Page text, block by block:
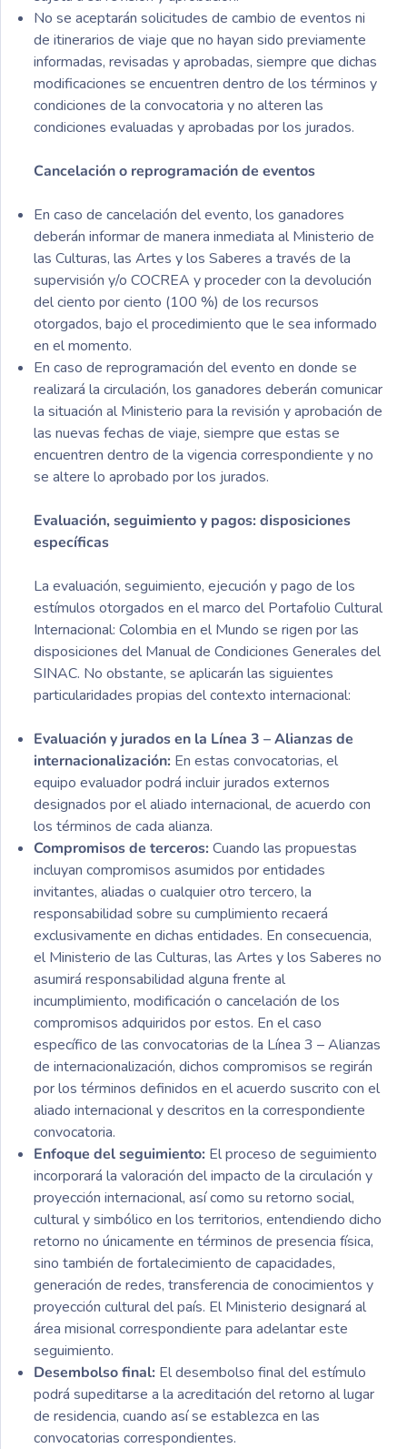
No se aceptarán solicitudes de cambio de eventos ni
de itinerarios de viaje que no hayan sido previamente
informadas, revisadas y aprobadas, siempre que dichas
modificaciones se encuentren dentro de los términos y
condiciones de la convocatoria y no alteren las
condiciones evaluadas y aprobadas por los jurados.
Cancelación o reprogramación de eventos
En caso de cancelación del evento, los ganadores
deberán informar de manera inmediata al Ministerio de
las Culturas, las Artes y los Saberes a través de la
supervisión y/o COCREA y proceder con la devolución
del ciento por ciento (100 %) de los recursos
otorgados, bajo el procedimiento que le sea informado
en el momento.
En caso de reprogramación del evento en donde se
realizará la circulación, los ganadores deberán comunicar
la situación al Ministerio para la revisión y aprobación de
las nuevas fechas de viaje, siempre que estas se
encuentren dentro de la vigencia correspondiente y no
se altere lo aprobado por los jurados.
Evaluación, seguimiento y pagos: disposiciones
específicas
La evaluación, seguimiento, ejecución y pago de los
estímulos otorgados en el marco del Portafolio Cultural
Internacional: Colombia en el Mundo se rigen por las
disposiciones del Manual de Condiciones Generales del
SINAC. No obstante, se aplicarán las siguientes
particularidades propias del contexto internacional:
Evaluación y jurados en la Línea 3 – Alianzas de
internacionalización: En estas convocatorias, el
equipo evaluador podrá incluir jurados externos
designados por el aliado internacional, de acuerdo con
los términos de cada alianza.
Compromisos de terceros: Cuando las propuestas
incluyan compromisos asumidos por entidades
invitantes, aliadas o cualquier otro tercero, la
responsabilidad sobre su cumplimiento recaerá
exclusivamente en dichas entidades. En consecuencia,
el Ministerio de las Culturas, las Artes y los Saberes no
asumirá responsabilidad alguna frente al
incumplimiento, modificación o cancelación de los
compromisos adquiridos por estos. En el caso
específico de las convocatorias de la Línea 3 – Alianzas
de internacionalización, dichos compromisos se regirán
por los términos definidos en el acuerdo suscrito con el
aliado internacional y descritos en la correspondiente
convocatoria.
Enfoque del seguimiento: El proceso de seguimiento
incorporará la valoración del impacto de la circulación y
proyección internacional, así como su retorno social,
cultural y simbólico en los territorios, entendiendo dicho
retorno no únicamente en términos de presencia física,
sino también de fortalecimiento de capacidades,
generación de redes, transferencia de conocimientos y
proyección cultural del país. El Ministerio designará al
área misional correspondiente para adelantar este
seguimiento.
Desembolso final: El desembolso final del estímulo
podrá supeditarse a la acreditación del retorno al lugar
de residencia, cuando así se establezca en las
convocatorias correspondientes.